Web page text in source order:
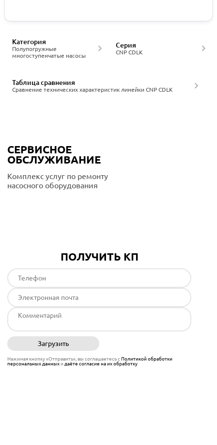
Полупогружные
многоступенчатые насосы
Категория
CNP CDLK
Серия
Сравнение технических характеристик линейки CNP CDLK
Таблица сравнения
СЕРВИСНОЕ
ОБСЛУЖИВАНИЕ
Комплекс услуг по ремонту
насосного оборудования
ПОЛУЧИТЬ КП
Загрузить
Нажимая кнопку «Отправить», вы соглашаетесь сПолитикой обработки
персональных данныхи даёте согласие на их обработку